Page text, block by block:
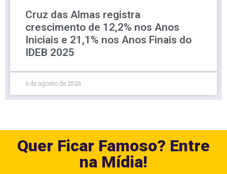
Cruz das Almas registra
crescimento de 12,2% nos Anos
Iniciais e 21,1% nos Anos Finais do
IDEB 2025
6 de agosto de 2026
Quer Ficar Famoso? Entre
na Mídia!